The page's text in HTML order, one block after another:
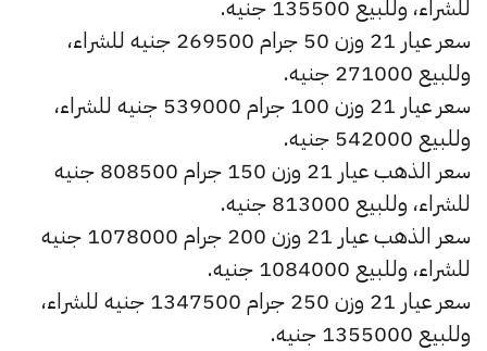
للشراء، وللبيع 135500 جنيه.
سعر عيار 21 وزن 50 جرام 269500 جنيه للشراء،
وللبيع 271000 جنيه.
سعر عيار 21 وزن 100 جرام 539000 جنيه للشراء،
وللبيع 542000 جنيه.
سعر الذهب عيار 21 وزن 150 جرام 808500 جنيه
للشراء، وللبيع 813000 جنيه.
سعر الذهب عيار 21 وزن 200 جرام 1078000 جنيه
للشراء، وللبيع 1084000 جنيه.
سعر عيار 21 وزن 250 جرام 1347500 جنيه للشراء،
وللبيع 1355000 جنيه.